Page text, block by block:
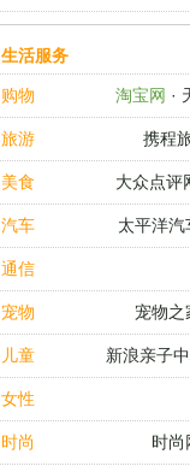
生活服务
购物
淘宝网 ·
旅游 携程
美食 大众点评
汽车 太平洋汽
通信
宠物 宠物之
儿童 新浪亲子
女性
时尚 时尚